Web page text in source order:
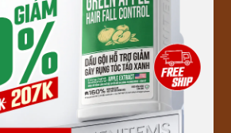
CHÍNH SÁCH & HỖ TRỢ
Chính sách bảo hành, đổi
Chính sách bảo mật
thông tin